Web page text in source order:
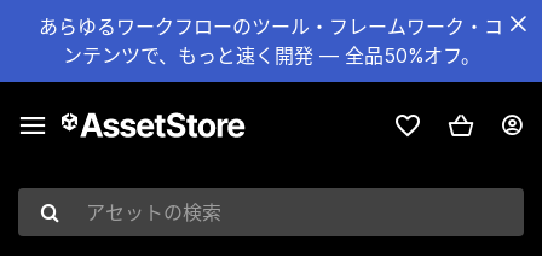
あらゆるワークフローのツール・フレームワーク・コ
ンテンツで、もっと速く開発 — 全品50%オフ。
アセットの検索